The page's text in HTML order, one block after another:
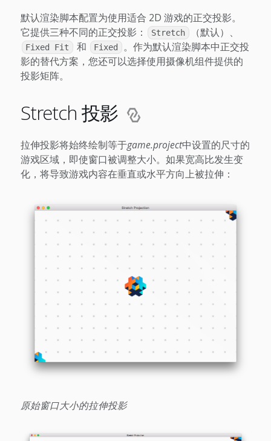
默认渲染脚本配置为使用适合 2D 游戏的正交投影。
它提供三种不同的正交投影：
Stretch （默认）、
Fixed Fit 和 Fixed
。作为默认渲染脚本中正交投
影的替代方案，您还可以选择使用摄像机组件提供的
投影矩阵。
Stretch 投影
拉伸投影将始终绘制等于game.project中设置的尺寸的
游戏区域，即使窗口被调整大小。如果宽高比发生变
化，将导致游戏内容在垂直或水平方向上被拉伸：
原始窗口大小的拉伸投影